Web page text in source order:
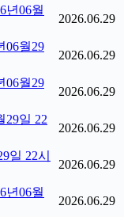
년06월
2026.06.29
06월29
2026.06.29
06월29
2026.06.29
29일 22
2026.06.29
일 22시
2026.06.29
년06월
2026.06.29